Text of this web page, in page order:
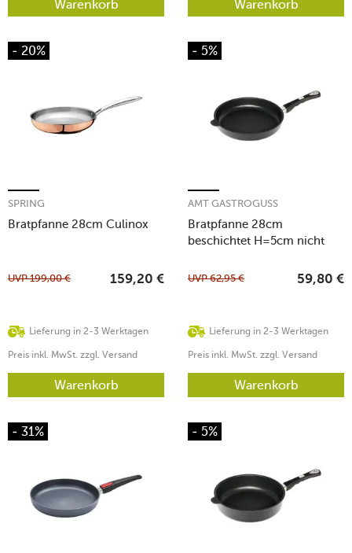
Warenkorb Warenkorb
- 20%
Bratpfanne 28cm Culinox
SPRING
Lieferung in 2-3 Werktagen
UVP199,00 € 159,20 €
Preis inkl. MwSt. zzgl. Versand
Warenkorb
- 5%
Bratpfanne 28cm
beschichtet H=5cm nicht
AMT GASTROGUSS
Lieferung in 2-3 Werktagen
UVP62,95 € 59,80 €
Preis inkl. MwSt. zzgl. Versand
Warenkorb
- 31% - 5%